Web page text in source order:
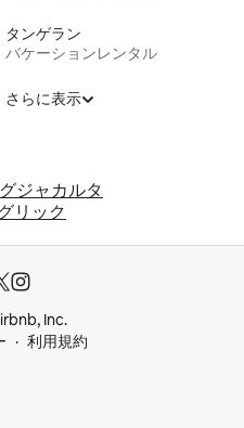
タンゲラン
バケーションレンタル
さらに表示
ジャカルタ
リック
Inc.
利用規約